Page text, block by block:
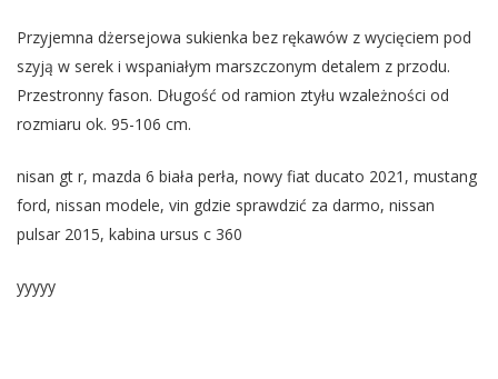
Przyjemna dżersejowa sukienka bez rękawów z wycięciem pod
szyją w serek i wspaniałym marszczonym detalem z przodu.
Przestronny fason. Długość od ramion ztyłu wzależności od
rozmiaru ok. 95-106 cm.
nisan gt r, mazda 6 biała perła, nowy fiat ducato 2021, mustang
ford, nissan modele, vin gdzie sprawdzić za darmo, nissan
pulsar 2015, kabina ursus c 360
yyyyy